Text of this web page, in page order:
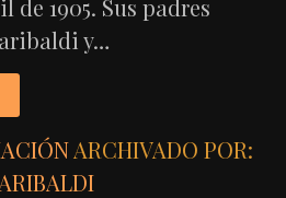
de 1905. Sus padres
y…
ARCHIVADO POR: